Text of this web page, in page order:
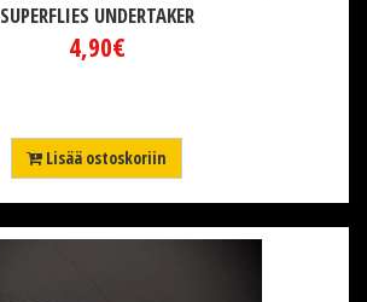
SUPERFLIES UNDERTAKER
4,90€
Lisää ostoskoriin